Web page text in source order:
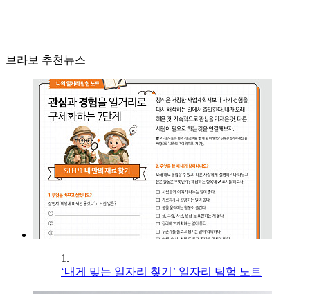
브라보 추천뉴스
1.
‘내게 맞는 일자리 찾기’ 일자리 탐험 노트